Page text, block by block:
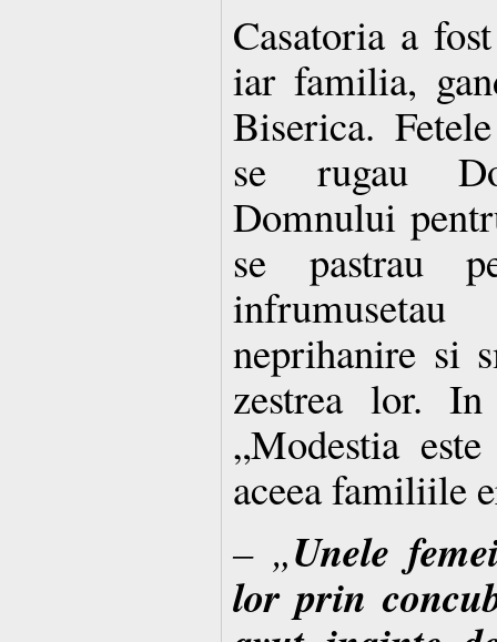
Casatoria a
iar familia,
Biserica.
se rugau
Domnului
se pastrau
neprihanire si
zestrea lor. In
„Modestia
aceea familiile
– „Unele
lor prin